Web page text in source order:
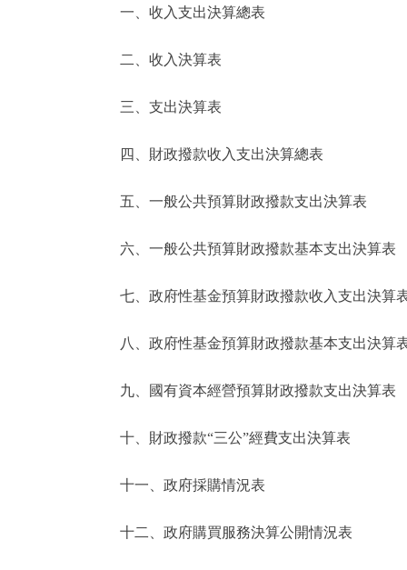
便民服務
仲介服務
政民互動
12345網上接訴即辦
參與調查
走進北京
北京概況
綠色北京
一、收入支出決算總表
二、收入決算表
三、支出決算表
四、財政撥款收入支出決算總表
五、一般公共預算財政撥款支出決算表
六、一般公共預算財政撥款基本支出決算表
七、政府性基金預算財政撥款收入支出決算
八、政府性基金預算財政撥款基本支出決算
九、國有資本經營預算財政撥款支出決算表
十、財政撥款“三公”經費支出決算表
十一、政府採購情況表
十二、政府購買服務決算公開情況表